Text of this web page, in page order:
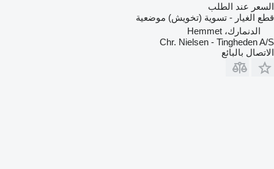
السعر عند الطلب
قطع الغيار - تسوية (تخويش) موضعية
الدنمارك، Hemmet
Chr. Nielsen - Tingheden A/S
الاتصال بالبائع